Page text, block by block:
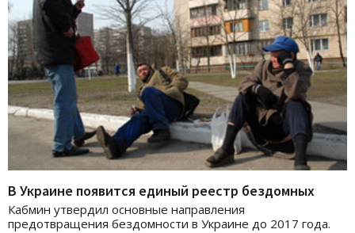
В Украине появится единый реестр бездомных
Кабмин утвердил основные направления
предотвращения бездомности в Украине до 2017 года.